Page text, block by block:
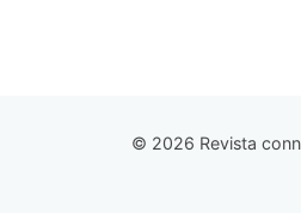
© 2026 Revista